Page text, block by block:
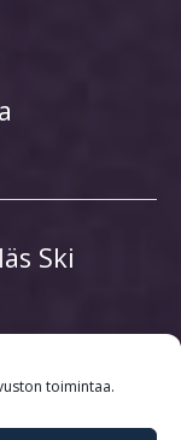
toimintaa.
Ski